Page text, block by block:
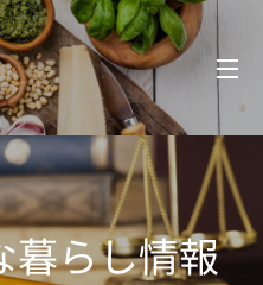
暮らし情報